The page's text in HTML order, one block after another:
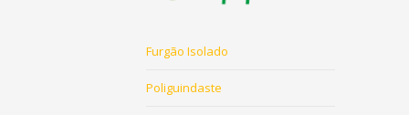
Furgão Isolado
Poliguindaste